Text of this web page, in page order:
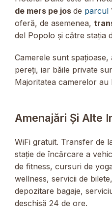
de mers pe jos de parcul
oferă, de asemenea,
del Popolo și către stația
Camerele sunt
pereți, iar băile private
Majoritatea camerelor au
Amenajări Și Alte
WiFi gratuit. Transfer de
stație de încărcare a
de fitness, cursuri de
wellness, servicii de
depozitare bagaje,
deschisă 24 de ore.